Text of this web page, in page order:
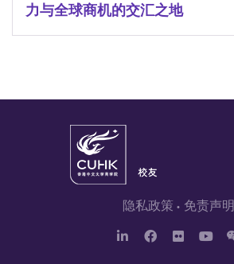
力与全球商机的交汇之地
隐私政策 免责声明